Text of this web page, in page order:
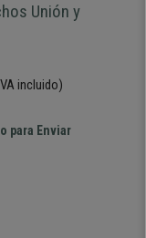
Unión y
incluido)
para Enviar